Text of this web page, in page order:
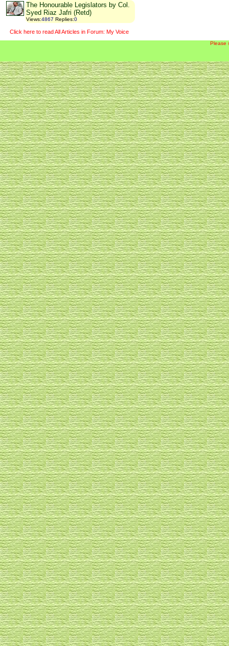
The Honourable Legislators by Col.
Syed Riaz Jafri (Retd)
Views:4867 Replies:0
Click here to read All Articles in Forum: My Voice
Please